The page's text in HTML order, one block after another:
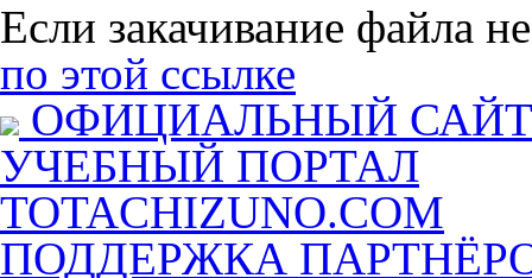
Если закачивание файла
по этой ссылке
ОФИЦИАЛЬНЫЙ
УЧЕБНЫЙ ПОРТАЛ
TOTACHIZUNO.COM
ПОДДЕРЖКА